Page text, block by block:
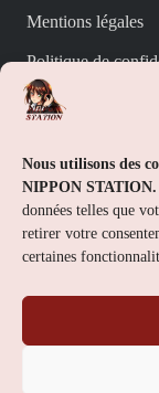
Nous utilisons des
NIPPON STATION.
données telles que
retirer votre
certaines
Mentions légales
Politique de
Politique de
Nippon
À propos
FAQs
Contact